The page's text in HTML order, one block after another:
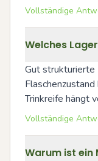
Vollständige
Welches
Gut strukturierte
Trinkreife hängt
Vollständige
Warum ist